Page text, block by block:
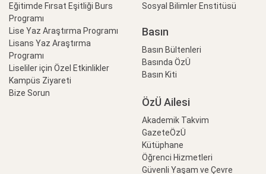
Eğitimde Fırsat Eşitliği Burs
Programı
Lise Yaz Araştırma Programı
Lisans Yaz Araştırma
Programı
Liseliler için Özel Etkinlikler
Kampüs Ziyareti
Bize Sorun
Sosyal Bilimler Enstitüsü
Basın
Basın Bültenleri
Basında ÖzÜ
Basın Kiti
ÖzÜ Ailesi
Akademik Takvim
GazeteÖzÜ
Kütüphane
Öğrenci Hizmetleri
Güvenli Yaşam ve Çevre